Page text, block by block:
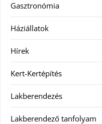
Gasztronómia
Háziállatok
Hírek
Kert-Kertépítés
Lakberendezés
Lakberendező tanfolyam